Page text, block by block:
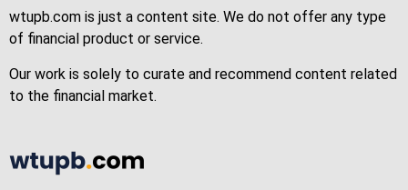
wtupb.com is just a content site. We do not offer any type
of financial product or service.
Our work is solely to curate and recommend content related
to the financial market.